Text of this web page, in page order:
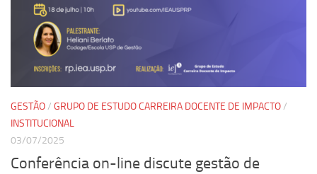
Contato
Newsletter
GESTÃO/ GRUPO DE ESTUDO CARREIRA DOCENTE DE IMPACTO/
INSTITUCIONAL
03/07/2025
Conferência on-line discute gestão de